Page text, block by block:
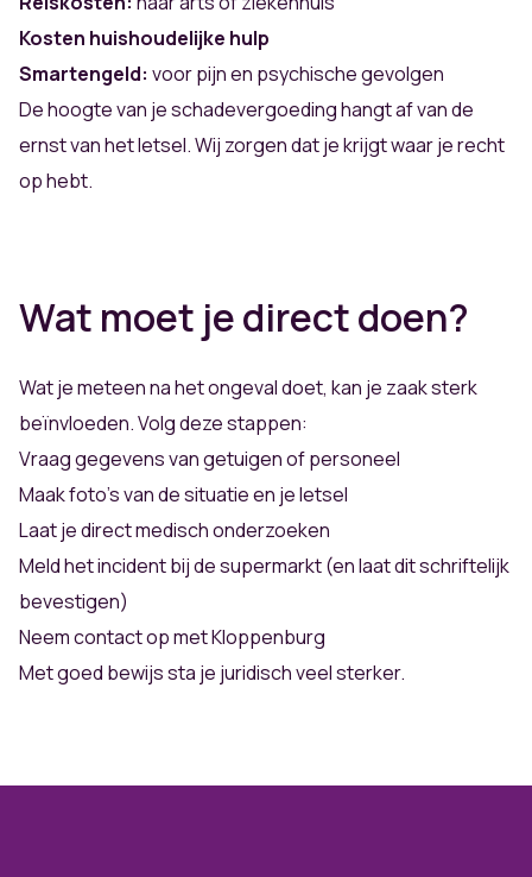
Kosten huishoudelijke hulp
Smartengeld: voor pijn en psychische gevolgen
De hoogte van je schadevergoeding hangt af van de
ernst van het letsel. Wij zorgen dat je krijgt waar je recht
op hebt.
Wat moet je direct doen?
Wat je meteen na het ongeval doet, kan je zaak sterk
beïnvloeden. Volg deze stappen:
Vraag gegevens van getuigen of personeel
Maak foto’s van de situatie en je letsel
Laat je direct medisch onderzoeken
Meld het incident bij de supermarkt (en laat dit schriftelijk
bevestigen)
Neem contact op met Kloppenburg
Met goed bewijs sta je juridisch veel sterker.